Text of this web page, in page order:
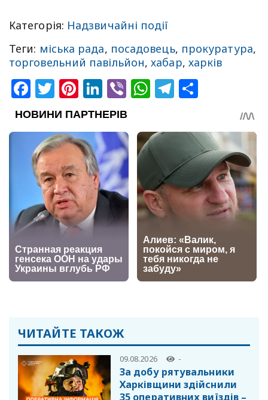
Категорія: Надзвичайні події
Теги: міська рада, посадовець, прокуратура,
торговельний павільйон,хабар, харків
Facebook
Twitter
Pinterest
LinkedIn
ViberWhatsApp
Telegram
ЧИТАЙТЕ ТАКОЖ
09.08.2026 -
За добу рятувальники
Харківщини здійснили
35 оперативних виїздів –